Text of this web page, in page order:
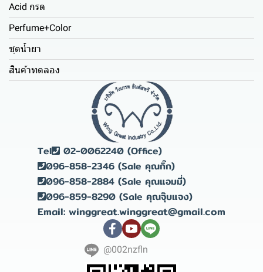
Acid กรด
Perfume+Color
ชุดน้ำยา
สินค้าทดลอง
Tel
02-0062240 (Office)
096-858-2346 (Sale คุณกิ๊ก)
096-858-2884 (Sale คุณแอมมี่)
096-859-8290 (Sale คุณจุ๊บแจง)
Email: winggreat.winggreat@gmail.com
@002nzfln